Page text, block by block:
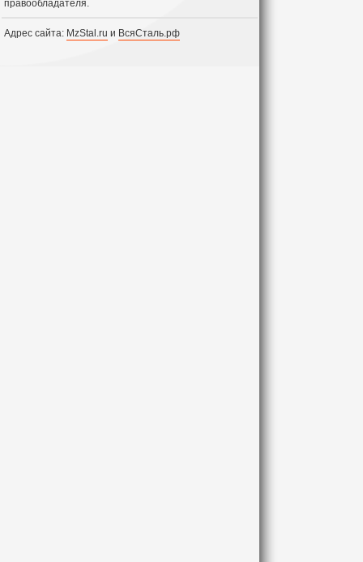
правообладателя.
Адрес сайта: MzStal.ru и ВсяСталь.рф